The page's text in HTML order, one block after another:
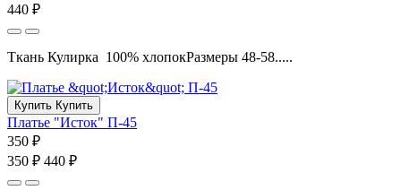
440 ₽
Ткань Кулирка 100% хлопокРазмеры 48-58.....
Купить Купить
Платье "Исток" П-45
350 ₽
350 ₽ 440 ₽